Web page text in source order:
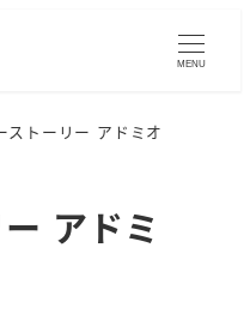
MENU
ストーリー アドミオ
アドミ